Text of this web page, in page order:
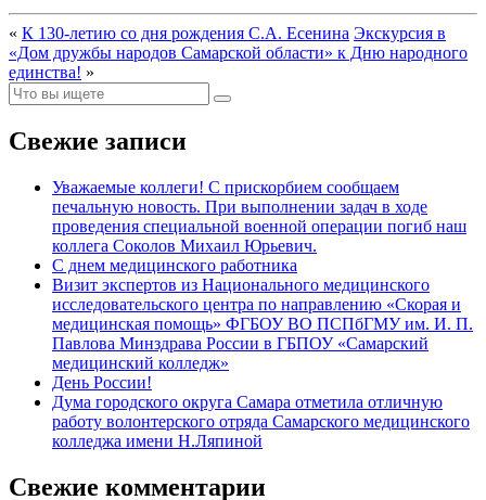
« К 130-летию со дня рождения С.А. Есенина Экскурсия в
«Дом дружбы народов Самарской области» к Дню народного
единства! »
Свежие записи
Уважаемые коллеги! С прискорбием сообщаем
печальную новость. При выполнении задач в ходе
проведения специальной военной операции погиб наш
коллега Соколов Михаил Юрьевич.
С днем медицинского работника
Визит экспертов из Национального медицинского
исследовательского центра по направлению «Скорая и
медицинская помощь» ФГБОУ ВО ПСПбГМУ им. И. П.
Павлова Минздрава России в ГБПОУ «Самарский
медицинский колледж»
День России!
Дума городского округа Самара отметила отличную
работу волонтерского отряда Самарского медицинского
колледжа имени Н.Ляпиной
Свежие комментарии